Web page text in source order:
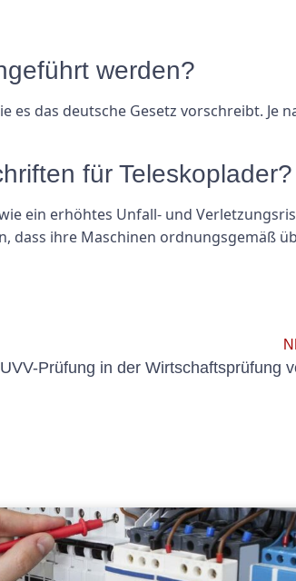
werden?
das deutsche Gesetz vorschreibt. Je
für Teleskoplader?
ein erhöhtes Unfall- und
dass ihre Maschinen ordnungsgemäß